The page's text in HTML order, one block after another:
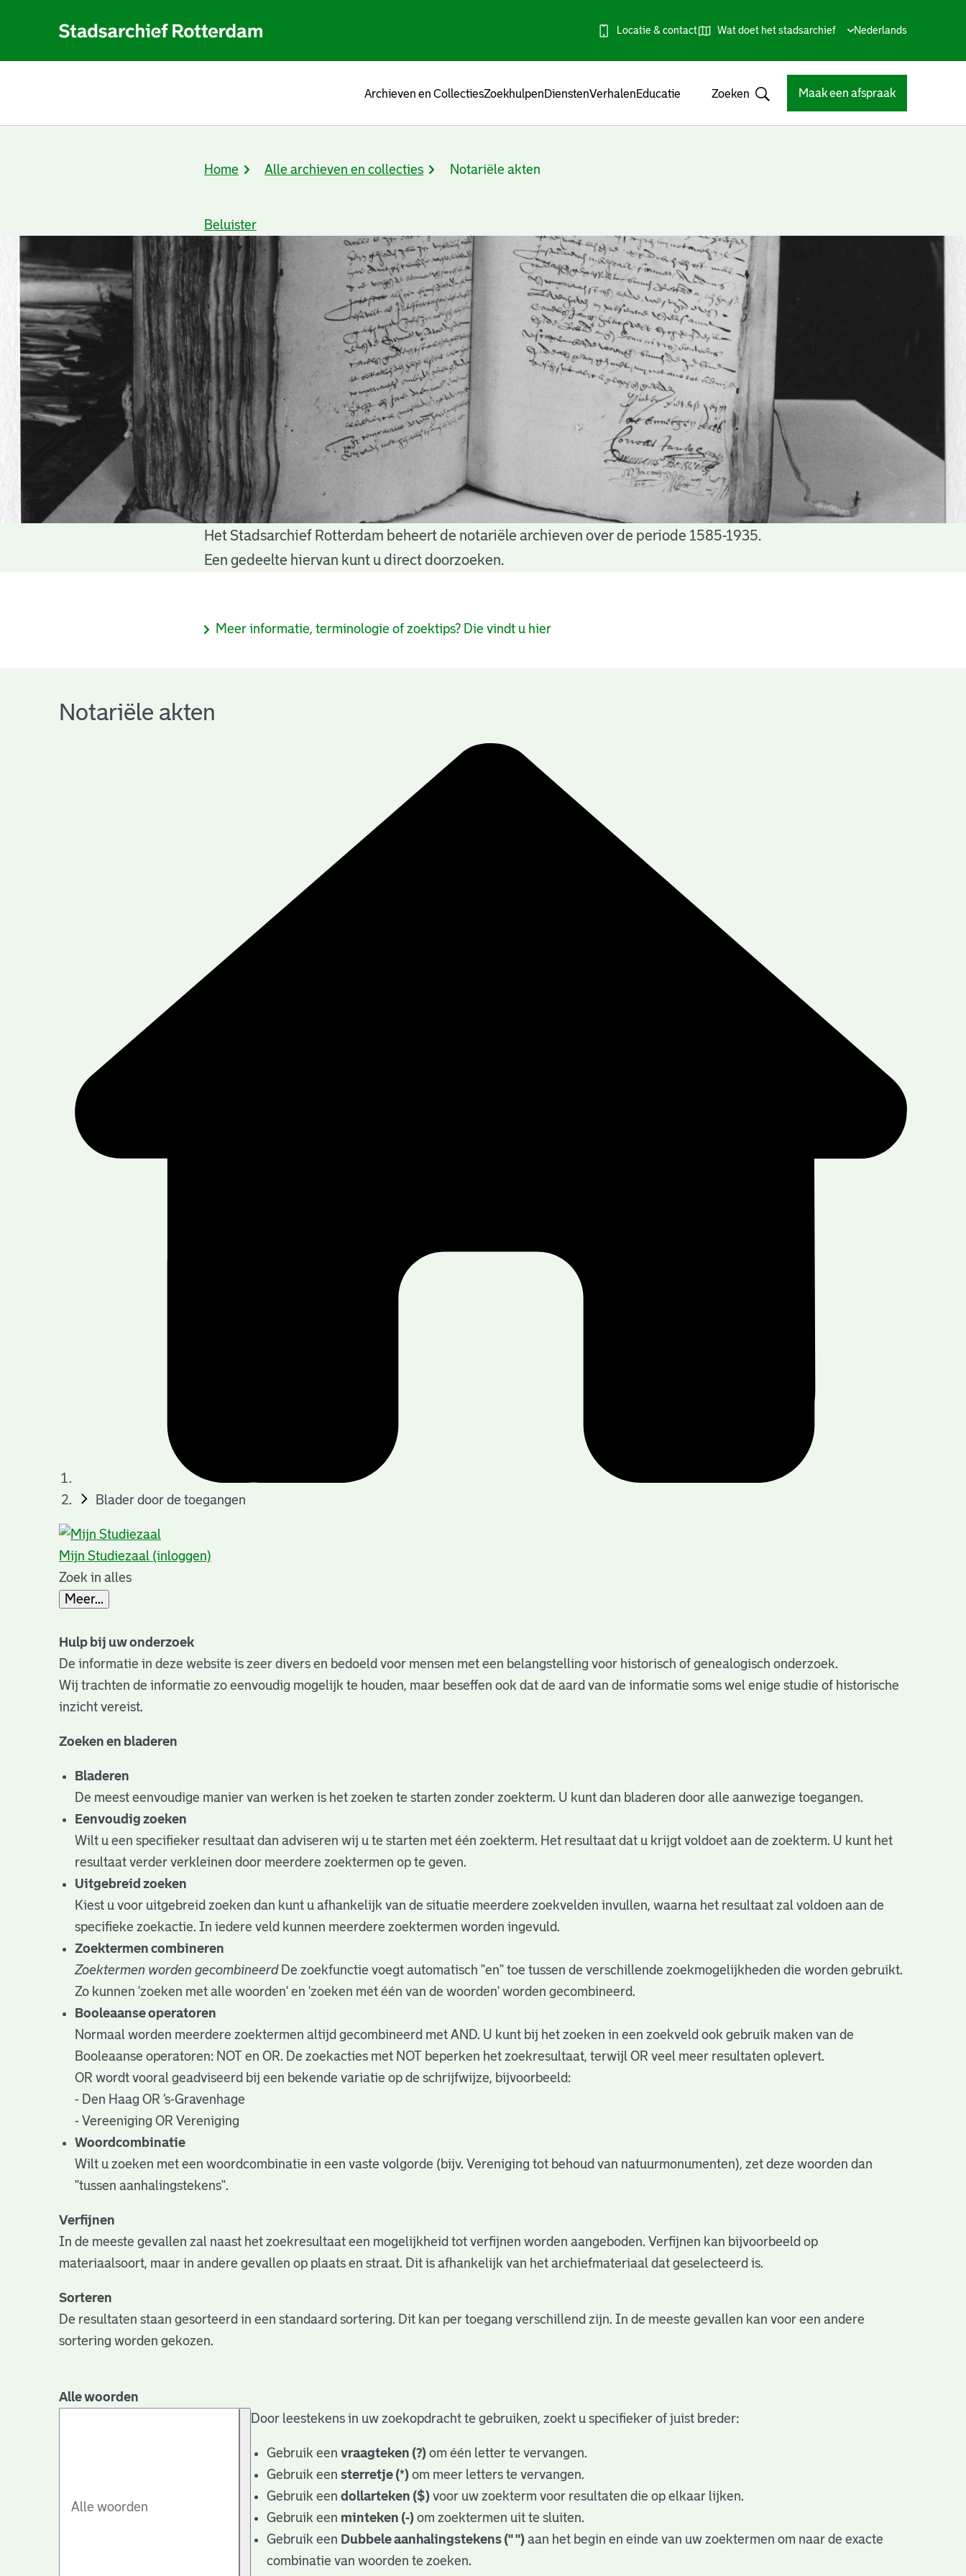
Locatie & contact Wat doet het stadsarchief
Huidige
Nederlands
Archieven en CollectiesZoekhulpenDienstenVerhalenEducatie Zoeken Maak een afspraak
Kruimelpad
Home Alle archieven en collecties Notariële akten
Beluister
Het Stadsarchief Rotterdam beheert de notariële archieven over de periode 1585-1935.
Een gedeelte hiervan kunt u direct doorzoeken.
Informatiepagina's
archieven
Meer informatie, terminologie of zoektips? Die vindt u hier
Notariële akten
Blader door de toegangen
Mijn Studiezaal (inloggen)
Zoek in alles
Meer...
Hulp bij uw onderzoek
De informatie in deze website is zeer divers en bedoeld voor mensen met een belangstelling voor historisch of genealogisch onderzoek.
Wij trachten de informatie zo eenvoudig mogelijk te houden, maar beseffen ook dat de aard van de informatie soms wel enige studie of historische
inzicht vereist.
Zoeken en bladeren
Bladeren
De meest eenvoudige manier van werken is het zoeken te starten zonder zoekterm. U kunt dan bladeren door alle aanwezige toegangen.
Eenvoudig zoeken
Wilt u een specifieker resultaat dan adviseren wij u te starten met één zoekterm. Het resultaat dat u krijgt voldoet aan de zoekterm. U kunt het
resultaat verder verkleinen door meerdere zoektermen op te geven.
Uitgebreid zoeken
Kiest u voor uitgebreid zoeken dan kunt u afhankelijk van de situatie meerdere zoekvelden invullen, waarna het resultaat zal voldoen aan de
specifieke zoekactie. In iedere veld kunnen meerdere zoektermen worden ingevuld.
Zoektermen combineren
Zoektermen worden gecombineerdDe zoekfunctie voegt automatisch "en" toe tussen de verschillende zoekmogelijkheden die worden gebruikt.
Zo kunnen 'zoeken met alle woorden' en 'zoeken met één van de woorden' worden gecombineerd.
Booleaanse operatoren
Normaal worden meerdere zoektermen altijd gecombineerd met AND. U kunt bij het zoeken in een zoekveld ook gebruik maken van de
Booleaanse operatoren: NOT en OR. De zoekacties met NOT beperken het zoekresultaat, terwijl OR veel meer resultaten oplevert.
OR wordt vooral geadviseerd bij een bekende variatie op de schrijfwijze, bijvoorbeeld:
- Den Haag OR ’s-Gravenhage
- Vereeniging OR Vereniging
Woordcombinatie
Wilt u zoeken met een woordcombinatie in een vaste volgorde (bijv. Vereniging tot behoud van natuurmonumenten), zet deze woorden dan
"tussen aanhalingstekens".
Verfijnen
In de meeste gevallen zal naast het zoekresultaat een mogelijkheid tot verfijnen worden aangeboden. Verfijnen kan bijvoorbeeld op
materiaalsoort, maar in andere gevallen op plaats en straat. Dit is afhankelijk van het archiefmateriaal dat geselecteerd is.
Sorteren
De resultaten staan gesorteerd in een standaard sortering. Dit kan per toegang verschillend zijn. In de meeste gevallen kan voor een andere
sortering worden gekozen.
Alle woorden
Door leestekens in uw zoekopdracht te gebruiken, zoekt u specifieker of juist breder:
Gebruik eenvraagteken (?) om één letter te vervangen.
Gebruik eensterretje (*) om meer letters te vervangen.
Gebruik eendollarteken ($) voor uw zoekterm voor resultaten die op elkaar lijken.
Gebruik een minteken (-) om zoektermen uit te sluiten.
Gebruik een Dubbele aanhalingstekens (" ") aan het begin en einde van uw zoektermen om naar de exacte
combinatie van woorden te zoeken.